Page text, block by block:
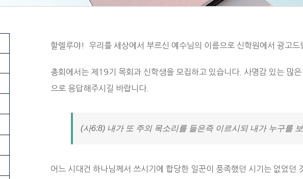
할렐루야! 우리를 세상에서 부르신 예수님의 이름으로 신학원에서 광고
총회에서는 제19기 목회과 신학생을 모집하고 있습니다. 사명감 있는 많
으로 응답해주시길 바랍니다.
(사6:8) 내가 또 주의 목소리를 들은즉 이르시되 내가 누구를
어느 시대건 하나님께서 쓰시기에 합당한 일꾼이 풍족했던 시기는 없었던